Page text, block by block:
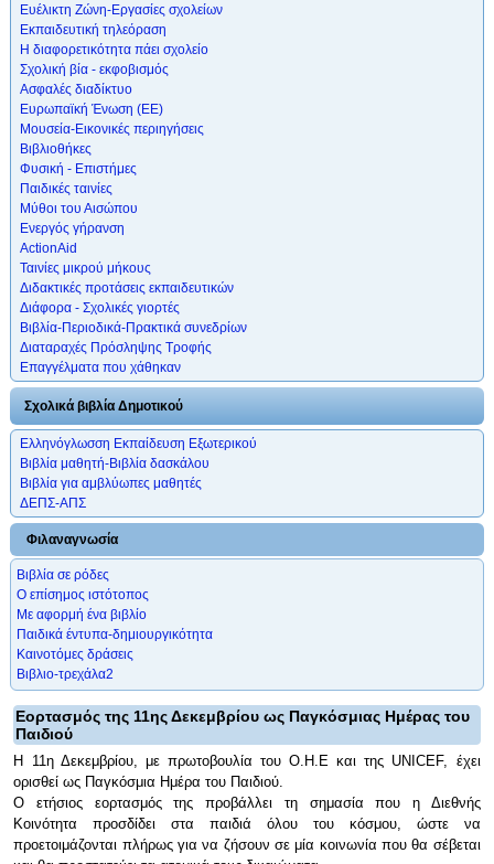
Ευέλικτη Ζώνη-Εργασίες σχολείων
Εκπαιδευτική τηλεόραση
Η διαφορετικότητα πάει σχολείο
Σχολική βία - εκφοβισμός
Ασφαλές διαδίκτυο
Ευρωπαϊκή Ένωση (ΕΕ)
Μουσεία-Εικονικές περιηγήσεις
Βιβλιοθήκες
Φυσική - Επιστήμες
Παιδικές ταινίες
Μύθοι του Αισώπου
Ενεργός γήρανση
ActionAid
Ταινίες μικρού μήκους
Διδακτικές προτάσεις εκπαιδευτικών
Διάφορα - Σχολικές γιορτές
Βιβλία-Περιοδικά-Πρακτικά συνεδρίων
Διαταραχές Πρόσληψης Τροφής
Επαγγέλματα που χάθηκαν
Σχολικά βιβλία Δημοτικού
Ελληνόγλωσση Εκπαίδευση Εξωτερικού
Βιβλία μαθητή-Βιβλία δασκάλου
Βιβλία για αμβλύωπες μαθητές
ΔΕΠΣ-ΑΠΣ
Φιλαναγνωσία
Βιβλία σε ρόδες
Ο επίσημος ιστότοπος
Με αφορμή ένα βιβλίο
Παιδικά έντυπα-δημιουργικότητα
Καινοτόμες δράσεις
Βιβλιο-τρεχάλα2
Εορτασμός της 11ης Δεκεμβρίου ως Παγκόσμιας Ημέρας του
Παιδιού
Η 11η Δεκεμβρίου, με πρωτοβουλία του Ο.Η.Ε και της UNICEF, έχει
ορισθεί ως Παγκόσμια Ημέρα του Παιδιού.
Ο ετήσιος εορτασμός της προβάλλει τη σημασία που η Διεθνής
Κοινότητα προσδίδει στα παιδιά όλου του κόσμου, ώστε να
προετοιμάζονται πλήρως για να ζήσουν σε μία κοινωνία που θα σέβεται